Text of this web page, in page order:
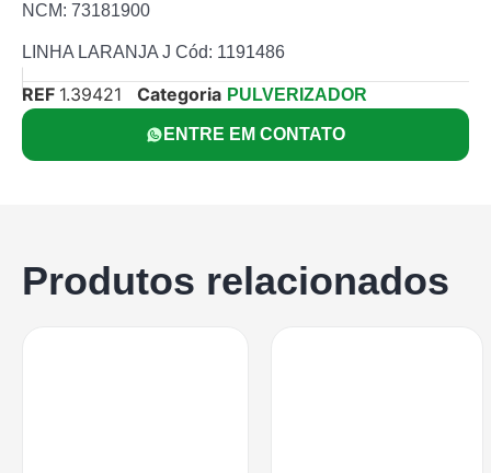
NCM: 73181900
LINHA LARANJA J Cód: 1191486
REF 1.39421 Categoria PULVERIZADOR
ENTRE EM CONTATO
Produtos relacionados